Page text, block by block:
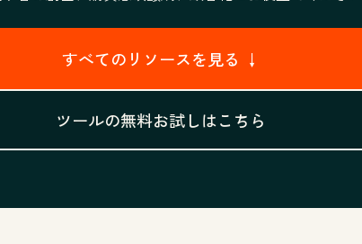
すべてのリソースを見る ↓
ツールの無料お試しはこちら